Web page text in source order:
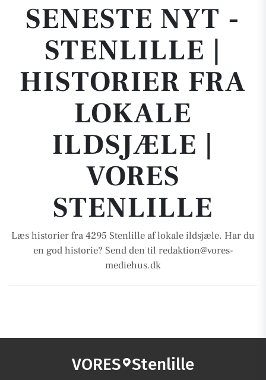
SENESTE NYT -
STENLILLE |
HISTORIER FRA
LOKALE
ILDSJÆLE |
VORES
STENLILLE
Læs historier fra 4295 Stenlille af lokale ildsjæle. Har du
en god historie? Send den til redaktion@vores-
mediehus.dk
VORES Stenlille